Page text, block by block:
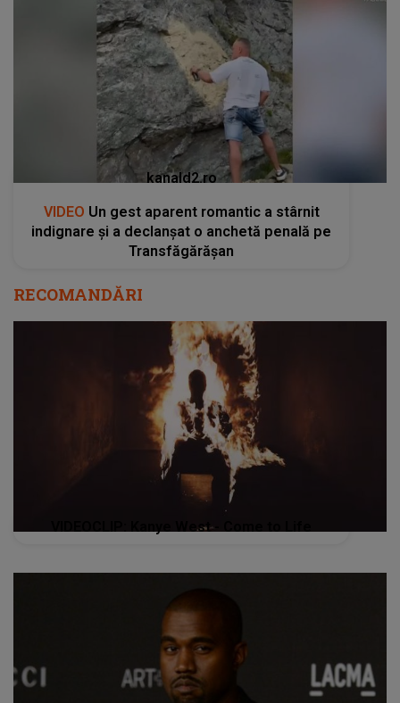
kanald2.ro
VIDEO Un gest aparent romantic a stârnit
indignare și a declanșat o anchetă penală pe
Transfăgărășan
RECOMANDĂRI
VIDEOCLIP: Kanye West - Come to Life